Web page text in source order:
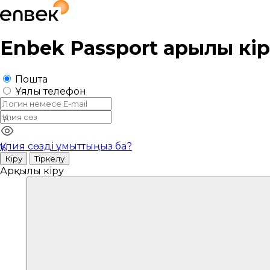
Enbek Passport арқылы
Пошта
Ұялы телефон
Құпия сөзді ұмыттыңыз ба?
Кіру Тіркелу
Арқылы кіру